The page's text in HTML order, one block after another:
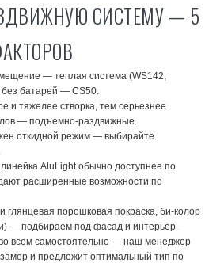
СИСТЕМУ — 5
— теплая система (WS142,
без батарей — CS50.
и тяжелее створка, тем серьезнее
— подъемно-раздвижные.
откидной режим — выбирайте
AluLight обычно доступнее по
расширенные возможности по
глянцевая порошковая покраска, би-колор
— подбираем под фасад и интерьер.
всем самостоятельно — наш менеджер
и предложит оптимальный тип по